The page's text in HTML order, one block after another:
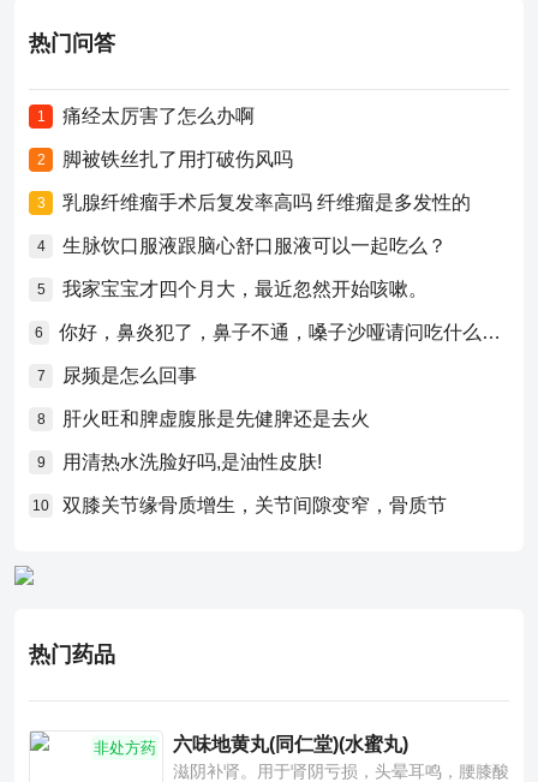
热门问答
1 痛经太厉害了怎么办啊
2 脚被铁丝扎了用打破伤风吗
3 乳腺纤维瘤手术后复发率高吗 纤维瘤是多发性的
4 生脉饮口服液跟脑心舒口服液可以一起吃么？
5 我家宝宝才四个月大，最近忽然开始咳嗽。
6 你好，鼻炎犯了，鼻子不通，嗓子沙哑请问吃什么药比较好？
7 尿频是怎么回事
8 肝火旺和脾虚腹胀是先健脾还是去火
9 用清热水洗脸好吗,是油性皮肤!
10 双膝关节缘骨质增生，关节间隙变窄，骨质节
热门药品
非处方药 六味地黄丸(同仁堂)(水蜜丸)
滋阴补肾。用于肾阴亏损，头晕耳鸣，腰膝酸